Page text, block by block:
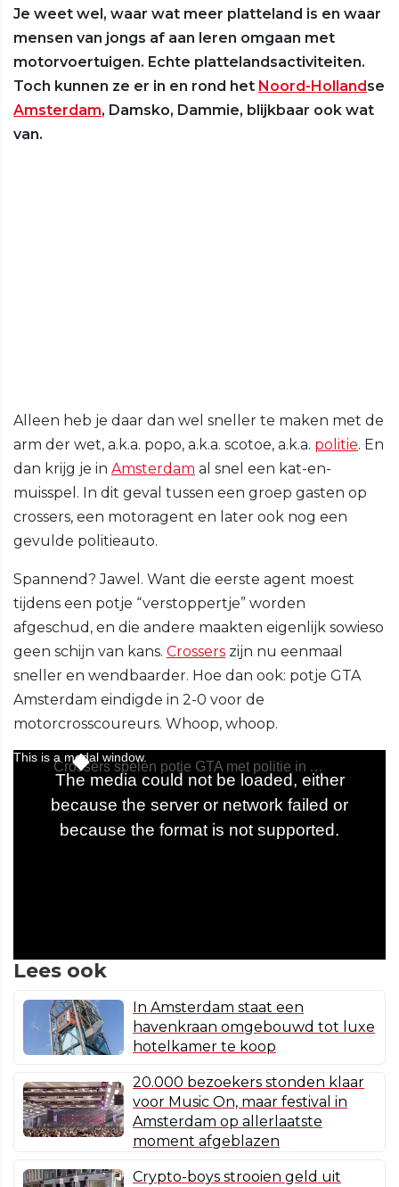
Je weet wel, waar wat meer platteland is en waar
mensen van jongs af aan leren omgaan met
motorvoertuigen. Echte plattelandsactiviteiten.
Toch kunnen ze er in en rond het Noord-Hollandse
Amsterdam, Damsko, Dammie, blijkbaar ook wat
van.
Alleen heb je daar dan wel sneller te maken met de
arm der wet, a.k.a. popo, a.k.a. scotoe, a.k.a. politie. En
dan krijg je in Amsterdam al snel een kat-en-
muisspel. In dit geval tussen een groep gasten op
crossers, een motoragent en later ook nog een
gevulde politieauto.
Spannend? Jawel. Want die eerste agent moest
tijdens een potje “verstoppertje” worden
afgeschud, en die andere maakten eigenlijk sowieso
geen schijn van kans. Crossers zijn nu eenmaal
sneller en wendbaarder. Hoe dan ook: potje GTA
Amsterdam eindigde in 2-0 voor de
motorcrosscoureurs. Whoop, whoop.
Lees ook
In Amsterdam staat een
havenkraan omgebouwd tot luxe
hotelkamer te koop
20.000 bezoekers stonden klaar
voor Music On, maar festival in
Amsterdam op allerlaatste
moment afgeblazen
Crypto-boys strooien geld uit